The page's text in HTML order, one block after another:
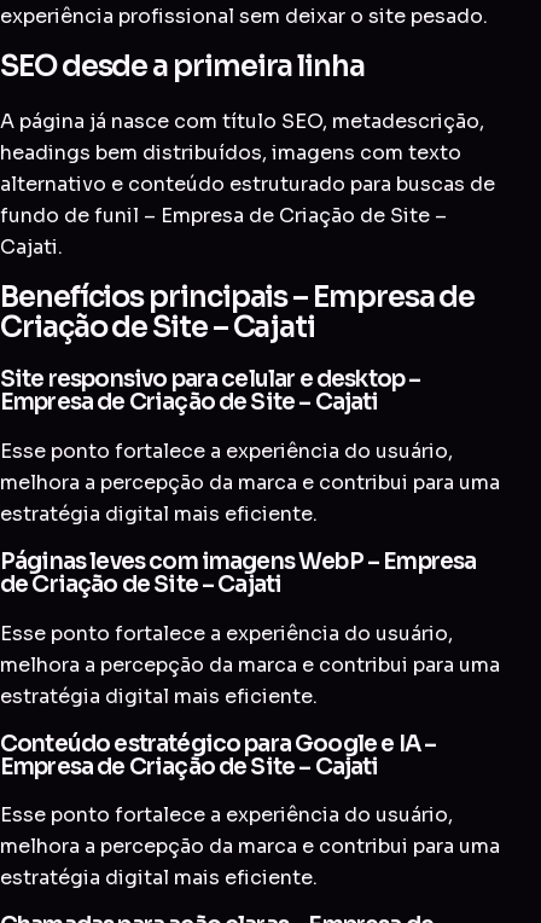
experiência profissional sem deixar o site pesado.
SEO desde a primeira linha
A página já nasce com título SEO, metadescrição,
headings bem distribuídos, imagens com texto
alternativo e conteúdo estruturado para buscas de
fundo de funil – Empresa de Criação de Site –
Cajati.
Benefícios principais – Empresa de
Criação de Site – Cajati
Site responsivo para celular e desktop –
Empresa de Criação de Site – Cajati
Esse ponto fortalece a experiência do usuário,
melhora a percepção da marca e contribui para uma
estratégia digital mais eficiente.
Páginas leves com imagens WebP – Empresa
de Criação de Site – Cajati
Esse ponto fortalece a experiência do usuário,
melhora a percepção da marca e contribui para uma
estratégia digital mais eficiente.
Conteúdo estratégico para Google e IA –
Empresa de Criação de Site – Cajati
Esse ponto fortalece a experiência do usuário,
melhora a percepção da marca e contribui para uma
estratégia digital mais eficiente.